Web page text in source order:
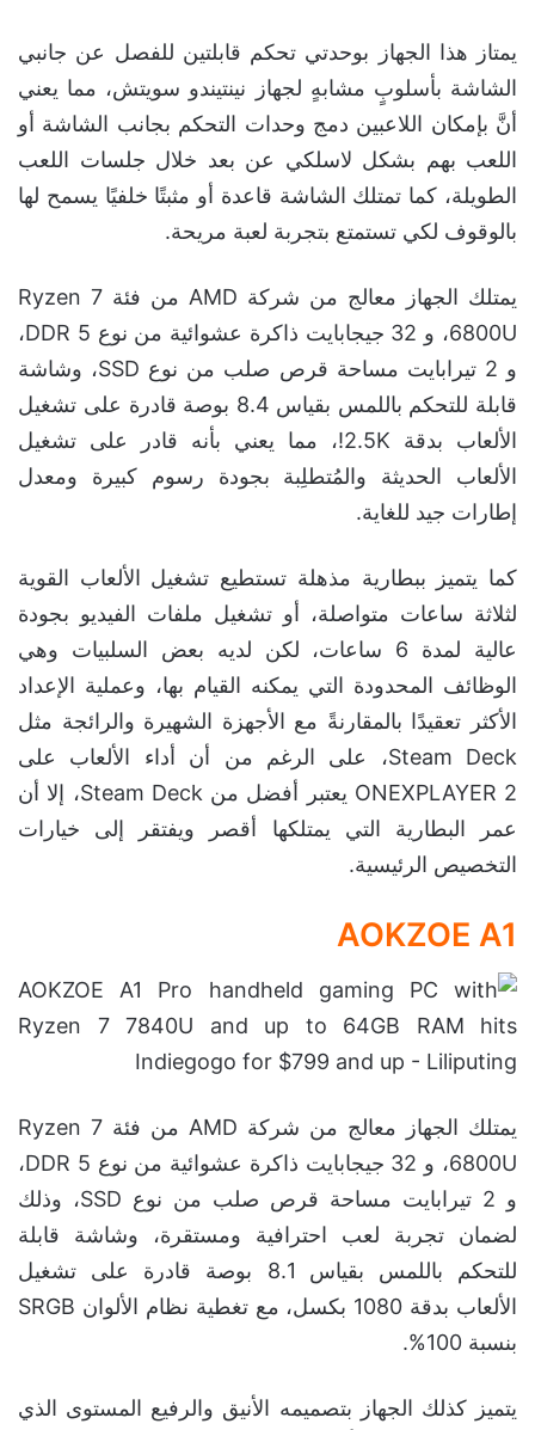
يمتاز هذا الجهاز بوحدتي تحكم قابلتين للفصل عن جانبي
الشاشة بأسلوبٍ مشابهٍ لجهاز نينتيندو سويتش، مما يعني
أنَّ بإمكان اللاعبين دمج وحدات التحكم بجانب الشاشة أو
اللعب بهم بشكل لاسلكي عن بعد خلال جلسات اللعب
الطويلة، كما تمتلك الشاشة قاعدة أو مثبتًا خلفيًا يسمح لها
بالوقوف لكي تستمتع بتجربة لعبة مريحة.
يمتلك الجهاز معالج من شركة AMD من فئة Ryzen 7
6800U، و 32 جيجابايت ذاكرة عشوائية من نوع DDR 5،
و 2 تيرابايت مساحة قرص صلب من نوع SSD، وشاشة
قابلة للتحكم باللمس بقياس 8.4 بوصة قادرة على تشغيل
الألعاب بدقة 2.5K!، مما يعني بأنه قادر على تشغيل
الألعاب الحديثة والمُتطلِبة بجودة رسوم كبيرة ومعدل
إطارات جيد للغاية.
كما يتميز ببطارية مذهلة تستطيع تشغيل الألعاب القوية
لثلاثة ساعات متواصلة، أو تشغيل ملفات الفيديو بجودة
عالية لمدة 6 ساعات، لكن لديه بعض السلبيات وهي
الوظائف المحدودة التي يمكنه القيام بها، وعملية الإعداد
الأكثر تعقيدًا بالمقارنةً مع الأجهزة الشهيرة والرائجة مثل
Steam Deck، على الرغم من أن أداء الألعاب على
ONEXPLAYER 2 يعتبر أفضل من Steam Deck، إلا أن
عمر البطارية التي يمتلكها أقصر ويفتقر إلى خيارات
التخصيص الرئيسية.
AOKZOE A1
يمتلك الجهاز معالج من شركة AMD من فئة Ryzen 7
6800U، و 32 جيجابايت ذاكرة عشوائية من نوع DDR 5،
و 2 تيرابايت مساحة قرص صلب من نوع SSD، وذلك
لضمان تجربة لعب احترافية ومستقرة، وشاشة قابلة
للتحكم باللمس بقياس 8.1 بوصة قادرة على تشغيل
الألعاب بدقة 1080 بكسل، مع تغطية نظام الألوان SRGB
بنسبة 100%.
يتميز كذلك الجهاز بتصميمه الأنيق والرفيع المستوى الذي